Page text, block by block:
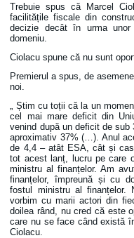
Trebuie spus că Marcel
facilitățile fiscale din
decizie decât în urma
domeniu.
Ciolacu spune că nu sunt
Premierul a spus, de
noi.
„ Știm cu toții că la un
cel mai mare deficit din
venind după un deficit de sub
aproximativ 37% (…). Anul
de 4,4 – atât ESA, cât și
tot acest lanț, lucru pe care
ministru al finanțelor. Am
finanțelor, împreună și cu
fostul ministru al finanțelor.
vorbim cu marii actori din
doilea rând, nu cred că este
care nu se face când există
Ciolacu.